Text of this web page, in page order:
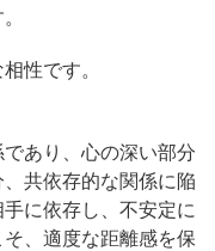
性です。
あり、心の深い部分
共依存的な関係に陥
に依存し、不安定に
、適度な距離感を保